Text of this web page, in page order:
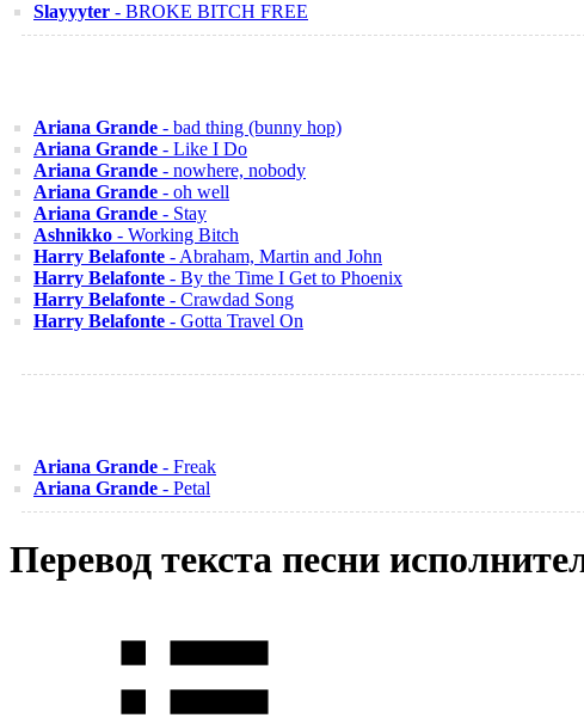
Slayyyter - BROKE BITCH FREE
Ariana Grande - bad thing (bunny hop)
Ariana Grande - Like I Do
Ariana Grande - nowhere, nobody
Ariana Grande - oh well
Ariana Grande - Stay
Ashnikko - Working Bitch
Harry Belafonte - Abraham, Martin and John
Harry Belafonte - By the Time I Get to Phoenix
Harry Belafonte - Crawdad Song
Harry Belafonte - Gotta Travel On
Ariana Grande - Freak
Ariana Grande - Petal
Перевод текста песни